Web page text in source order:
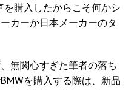
購入したからこそ何かシ
カーか日本メーカーのタ
無関心すぎた筆者の落ち
を購入する際は、新品